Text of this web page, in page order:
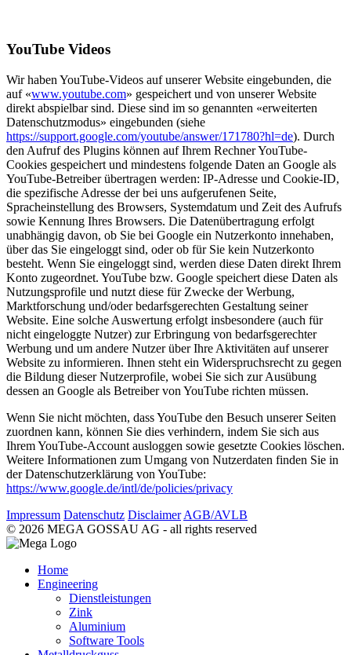
YouTube Videos
Wir haben YouTube-Videos auf unserer Website eingebunden, die
auf «www.youtube.com» gespeichert und von unserer Website
direkt abspielbar sind. Diese sind im so genannten «erweiterten
Datenschutzmodus» eingebunden (siehe
https://support.google.com/youtube/answer/171780?hl=de). Durch
den Aufruf des Plugins können auf Ihrem Rechner YouTube-
Cookies gespeichert und mindestens folgende Daten an Google als
YouTube-Betreiber übertragen werden: IP-Adresse und Cookie-ID,
die spezifische Adresse der bei uns aufgerufenen Seite,
Spracheinstellung des Browsers, Systemdatum und Zeit des Aufrufs
sowie Kennung Ihres Browsers. Die Datenübertragung erfolgt
unabhängig davon, ob Sie bei Google ein Nutzerkonto innehaben,
über das Sie eingeloggt sind, oder ob für Sie kein Nutzerkonto
besteht. Wenn Sie eingeloggt sind, werden diese Daten direkt Ihrem
Konto zugeordnet. YouTube bzw. Google speichert diese Daten als
Nutzungsprofile und nutzt diese für Zwecke der Werbung,
Marktforschung und/oder bedarfsgerechten Gestaltung seiner
Website. Eine solche Auswertung erfolgt insbesondere (auch für
nicht eingeloggte Nutzer) zur Erbringung von bedarfsgerechter
Werbung und um andere Nutzer über Ihre Aktivitäten auf unserer
Website zu informieren. Ihnen steht ein Widerspruchsrecht zu gegen
die Bildung dieser Nutzerprofile, wobei Sie sich zur Ausübung
dessen an Google als Betreiber von YouTube richten müssen.
Wenn Sie nicht möchten, dass YouTube den Besuch unserer Seiten
zuordnen kann, können Sie dies verhindern, indem Sie sich aus
Ihrem YouTube-Account ausloggen sowie gesetzte Cookies löschen.
Weitere Informationen zum Umgang von Nutzerdaten finden Sie in
der Datenschutzerklärung von YouTube:
https://www.google.de/intl/de/policies/privacy
Impressum Datenschutz Disclaimer AGB/AVLB
© 2026 MEGA GOSSAU AG - all rights reserved
Home
Engineering
Dienstleistungen
Zink
Aluminium
Software Tools